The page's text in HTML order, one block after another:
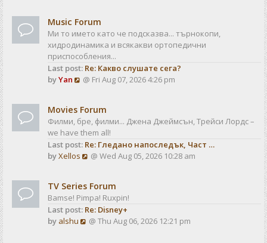
s
t
p
o
s
t
w
t
h
e
l
a
s
t
p
o
s
Music Forum
Ми то името като че подсказва... търнокопи,
хидродинамика и всякакви ортопедични
приспособления...
Last post: Re: Какво слушате сега?
byYan
V
w
t
h
e
e
s
t
p
@ Fri Aug 07, 2026 4:26 pm
Movies Forum
Филми, бре, филми... Джена Джеймсън, Трейси Лордс –
we have them all!
Last post: Re: Гледано напоследък, Част …
byXellos
V
w
t
h
e
@ Wed Aug 05, 2026 10:28 am
TV Series Forum
Bamse! Pimpa! Ruxpin!
Last post: Re: Disney+
by alshu
V@ Thu Aug 06, 2026 12:21 pm